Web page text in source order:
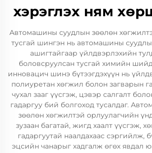
хэрэглэх ням
Автомашины суудлын зөөлөн
тусгай шингэн нь автомашины
ашигтайгаар үйлдвэрлэхийн
боловсруулсан тусгай химийн
инновацич шинэ бүтээгдэхүүн нь
полиуретан хөгжил болон загварын
чухал зааг үүсгэж, цэвэр салгалт
гадаргуу бий болгоход тусалдаг.
зөөлөн хөгжилтэй орлуулагчийн
зузаан багатай, жигд хаалт үүсгэж,
гадаргуутай наалдахаас сэргийлж,
эцсийн чанарыг хадгалж өгөх явдал